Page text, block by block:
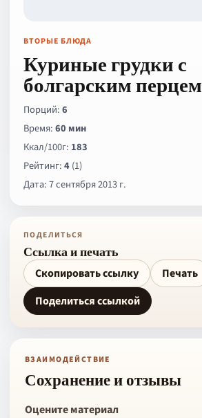
ВТОРЫЕ БЛЮДА
Куриные грудки с
болгарским перцем
Порций:6
Время:60 мин
Ккал/100г: 183
Рейтинг:4(1)
Дата: 7 сентября 2013 г.
ПОДЕЛИТЬСЯ
Ссылка и печать
Скопировать ссылку
Печать
Поделиться ссылкой
ВЗАИМОДЕЙСТВИЕ
Сохранение и отзывы
Оцените материал